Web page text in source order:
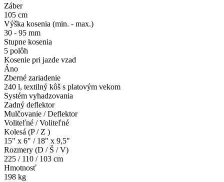
Záber
105 cm
Výška kosenia (min. - max.)
30 - 95 mm
Stupne kosenia
5 polôh
Kosenie pri jazde vzad
Áno
Zberné zariadenie
240 l, textilný kôš s platovým vekom
Systém vyhadzovania
Zadný deflektor
Mulčovanie / Deflektor
Voliteľné / Voliteľné
Kolesá (P / Z )
15" x 6" / 18" x 9,5"
Rozmery (D / Š / V)
225 / 110 / 103 cm
Hmotnosť
198 kg